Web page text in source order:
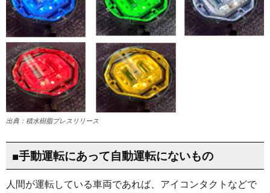
出典：積水樹脂プレスリリース
■手動運転にあって自動運転にないもの
人間が運転している車両であれば、アイコンタクトなどで